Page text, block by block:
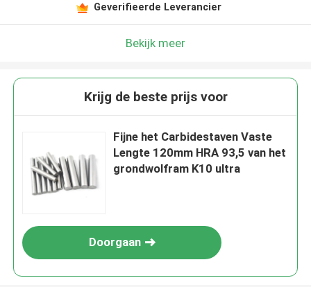
Geverifieerde Leverancier
Bekijk meer
Krijg de beste prijs voor
Fijne het Carbidestaven Vaste
Lengte 120mm HRA 93,5 van het
grondwolfram K10 ultra
Doorgaan